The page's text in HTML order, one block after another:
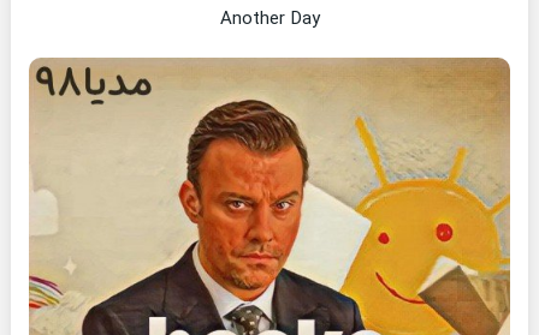
Another Day